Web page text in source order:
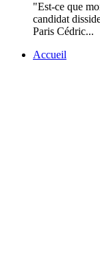
"Est-ce que
candidat
Paris Cédric...
Accueil